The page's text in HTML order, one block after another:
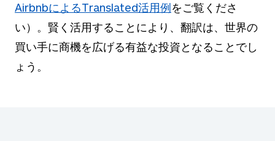
AirbnbによるTranslated活用例をご覧くださ
い）。賢く活用することにより、翻訳は、世界の
買い手に商機を広げる有益な投資となることでし
ょう。